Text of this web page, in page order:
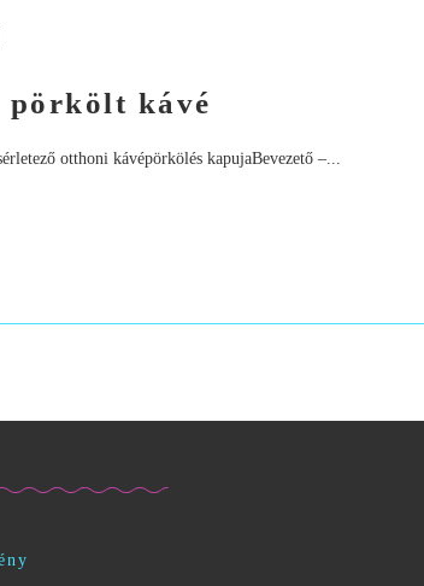
pörkölt kávé
otthoni kávépörkölés kapujaBevezető –...